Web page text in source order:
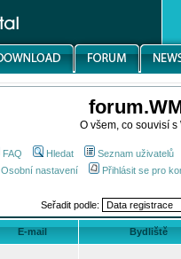
O všem, co souvisí
FAQ Hledat Seznam uživatelů
Osobní nastavení
Přihlásit se pro
Seřadit podle:
E-mail Bydliště